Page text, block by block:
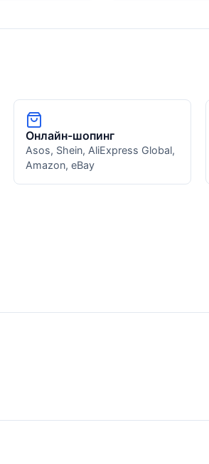
Онлайн-шопинг
Asos, Shein, AliExpress Global,
Amazon, eBay